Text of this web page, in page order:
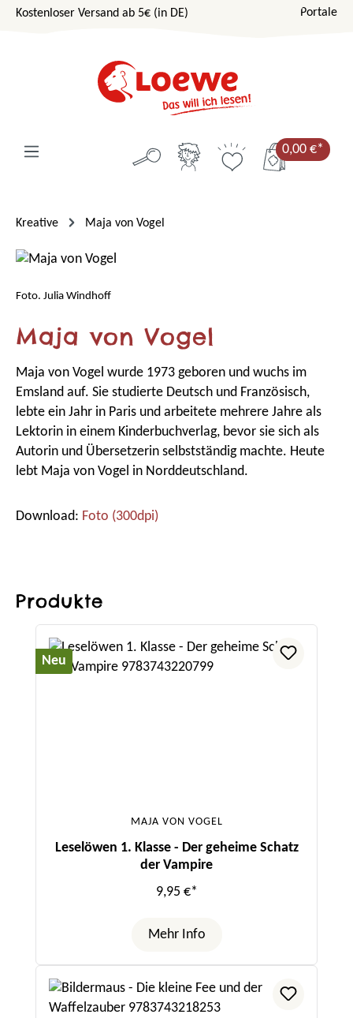
Zum Hauptinhalt springen
Kostenloser Versand ab 5€ (in DE) Portale
0,00 €*
Kreative Maja von Vogel
Foto. Julia Windhoff
Maja von Vogel
Maja von Vogel wurde 1973 geboren und wuchs im
Emsland auf. Sie studierte Deutsch und Französisch,
lebte ein Jahr in Paris und arbeitete mehrere Jahre als
Lektorin in einem Kinderbuchverlag, bevor sie sich als
Autorin und Übersetzerin selbstständig machte. Heute
lebt Maja von Vogel in Norddeutschland.
Download: Foto (300dpi)
Produkte
Neu
MAJA VON VOGEL
Leselöwen 1. Klasse - Der geheime Schatz
der Vampire
9,95 €*
Mehr Info